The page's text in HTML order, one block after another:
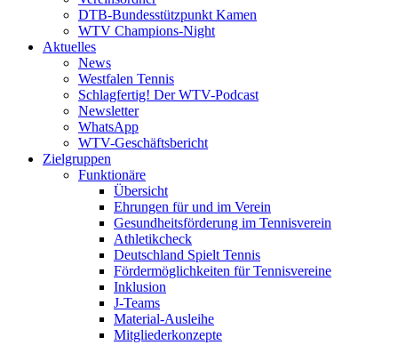
DTB-Bundesstützpunkt Kamen
WTV Champions-Night
Aktuelles
News
Westfalen Tennis
Schlagfertig! Der WTV-Podcast
Newsletter
WhatsApp
WTV-Geschäftsbericht
Zielgruppen
Funktionäre
Übersicht
Ehrungen für und im Verein
Gesundheitsförderung im Tennisverein
Athletikcheck
Deutschland Spielt Tennis
Fördermöglichkeiten für Tennisvereine
Inklusion
J-Teams
Material-Ausleihe
Mitgliederkonzepte